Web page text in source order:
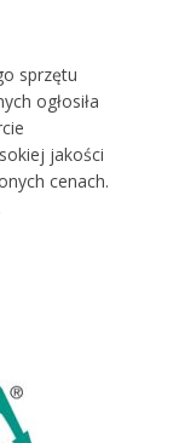
sprzętu
ogłosiła
jakości
cenach.